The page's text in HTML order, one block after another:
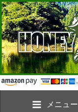
メニュー